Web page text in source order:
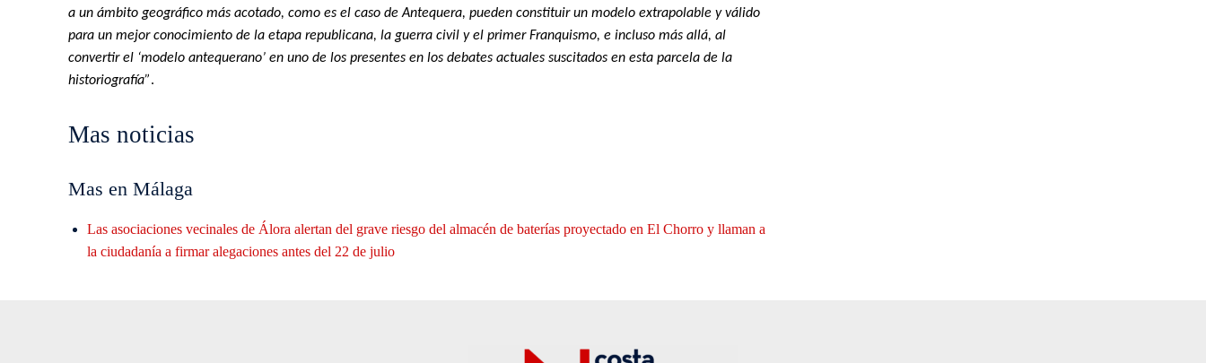
a un ámbito geográfico más acotado, como es el caso de Antequera, pueden constituir un modelo extrapolable y válido
para un mejor conocimiento de la etapa republicana, la guerra civil y el primer Franquismo, e incluso más allá, al
convertir el ‘modelo antequerano’ en uno de los presentes en los debates actuales suscitados en esta parcela de la
historiografía”.
Mas noticias
Mas en Málaga
Las asociaciones vecinales de Álora alertan del grave riesgo del almacén de baterías proyectado en El Chorro y llaman a
la ciudadanía a firmar alegaciones antes del 22 de julio